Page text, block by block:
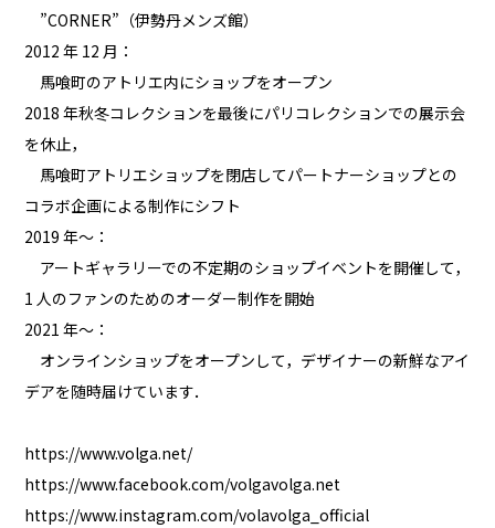
”CORNER”（伊勢丹メンズ館）
2012 年 12 月：
馬喰町のアトリエ内にショップをオープン
2018 年秋冬コレクションを最後にパリコレクションでの展示会
を休止，
馬喰町アトリエショップを閉店してパートナーショップとの
コラボ企画による制作にシフト
2019 年～：
アートギャラリーでの不定期のショップイベントを開催して，
1 人のファンのためのオーダー制作を開始
2021 年～：
オンラインショップをオープンして，デザイナーの新鮮なアイ
デアを随時届けています．
https://www.volga.net/
https://www.facebook.com/volgavolga.net
https://www.instagram.com/volavolga_official